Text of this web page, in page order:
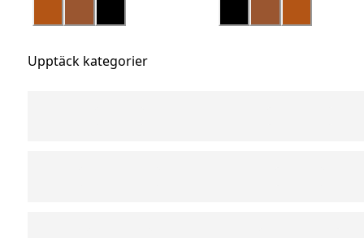
Upptäck kategorier